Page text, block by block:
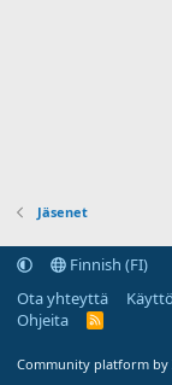
Jäsenet
Finnish (FI)
Ota yhteyttä
Ohjeita
R
Community platform by